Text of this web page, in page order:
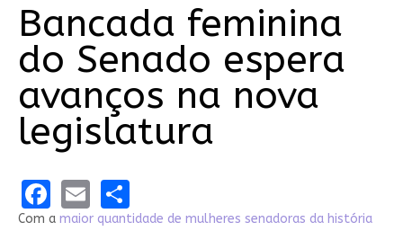
Bancada feminina
do Senado espera
avanços na nova
legislatura
Facebook
EmailShare
Com a maior quantidade de mulheres senadoras da história